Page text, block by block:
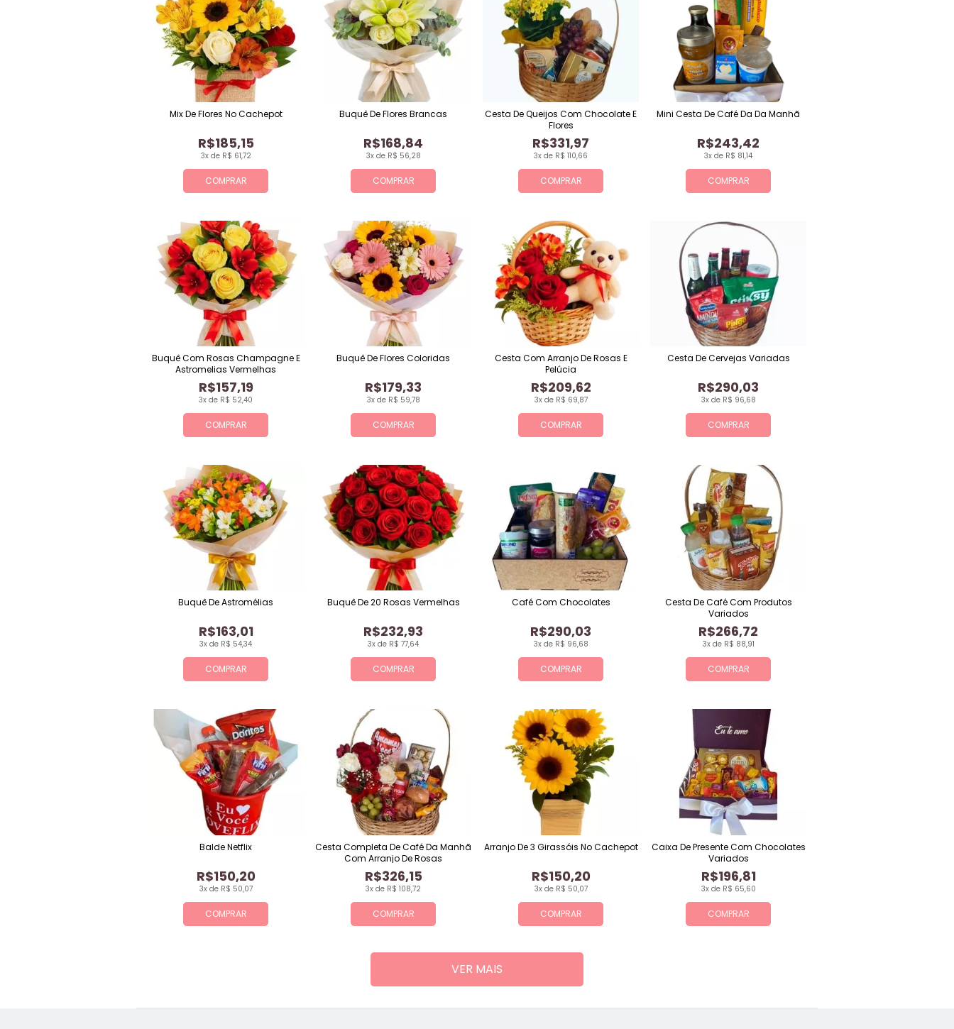
COMPRAR
3x de R$ 61,72
R$185,15
Mix De Flores No Cachepot
COMPRAR
3x de R$ 56,28
R$168,84
Buquê De Flores Brancas
COMPRAR
3x de R$ 110,66
R$331,97
Cesta De Queijos Com Chocolate E
Flores
COMPRAR
3x de R$ 81,14
R$243,42
Mini Cesta De Café Da Da Manhã
COMPRAR
3x de R$ 52,40
R$157,19
Buquê Com Rosas Champagne E
Astromelias Vermelhas
COMPRAR
3x de R$ 59,78
R$179,33
Buquê De Flores Coloridas
COMPRAR
3x de R$ 69,87
R$209,62
Cesta Com Arranjo De Rosas E
Pelúcia
COMPRAR
3x de R$ 96,68
R$290,03
Cesta De Cervejas Variadas
COMPRAR
3x de R$ 54,34
R$163,01
Buquê De Astromélias
COMPRAR
3x de R$ 77,64
R$232,93
Buquê De 20 Rosas Vermelhas
COMPRAR
3x de R$ 96,68
R$290,03
Café Com Chocolates
COMPRAR
3x de R$ 88,91
R$266,72
Cesta De Café Com Produtos
Variados
COMPRAR
3x de R$ 50,07
R$150,20
Balde Netflix
COMPRAR
3x de R$ 108,72
R$326,15
Cesta Completa De Café Da Manhã
Com Arranjo De Rosas
COMPRAR
3x de R$ 50,07
R$150,20
Arranjo De 3 Girassóis No Cachepot
COMPRAR
3x de R$ 65,60
R$196,81
Caixa De Presente Com Chocolates
Variados
VER MAIS